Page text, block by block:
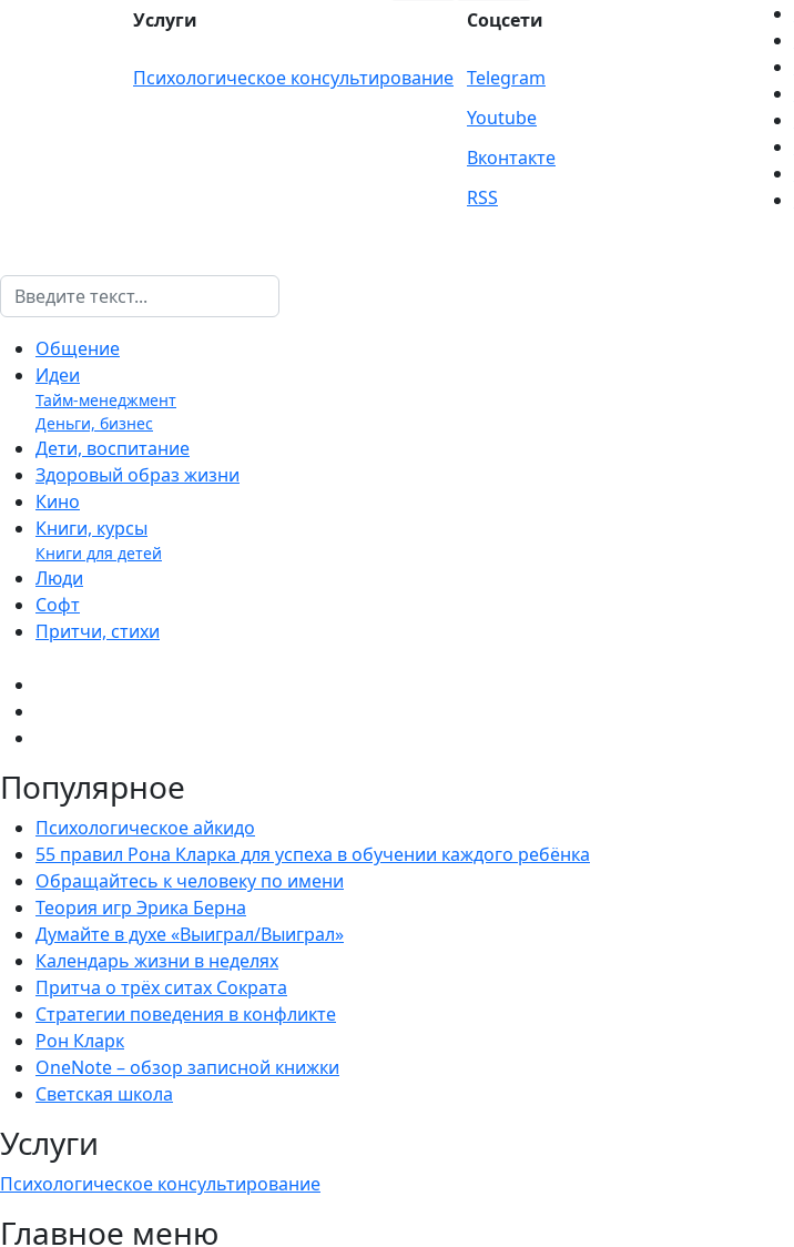
Услуги Соцсети
Психологическое консультирование Telegram
Youtube
Вконтакте
RSS
Поиск
Общение
Идеи
Тайм-менеджмент
Деньги, бизнес
Дети, воспитание
Здоровый образ жизни
Кино
Книги, курсы
Книги для детей
Люди
Софт
Притчи, стихи
Популярное
Психологическое айкидо
55 правил Рона Кларка для успеха в обучении каждого ребёнка
Обращайтесь к человеку по имени
Теория игр Эрика Берна
Думайте в духе «Выиграл/Выиграл»
Календарь жизни в неделях
Притча о трёх ситах Сократа
Стратегии поведения в конфликте
Рон Кларк
OneNote – обзор записной книжки
Светская школа
Услуги
Психологическое консультирование
Главное меню